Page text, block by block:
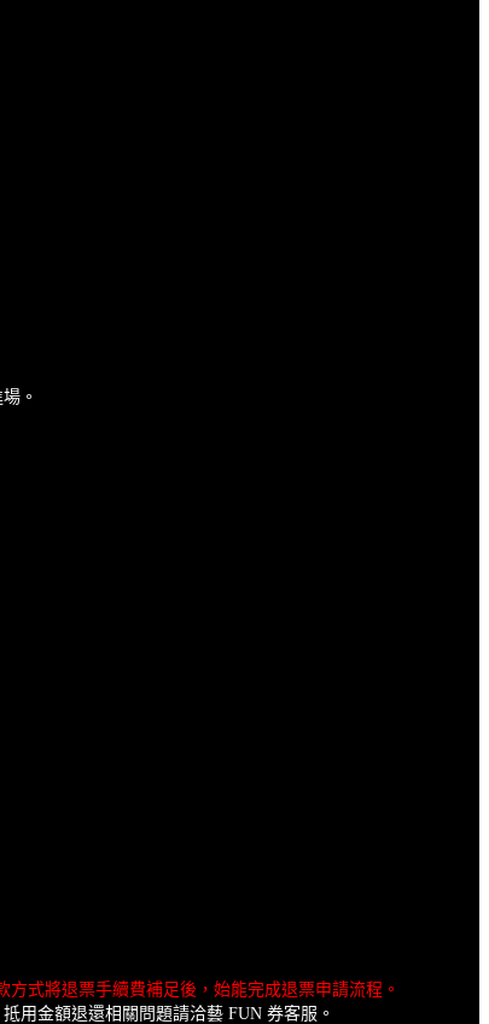
。
式將退票手續費補足後，始能完成退票申請流程。
用金額退還相關問題請洽藝 FUN 券客服。